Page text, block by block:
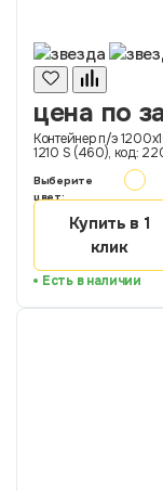
цена по
Контейнер п/э
1210 S (460), код:
Выберите
цвет:
Купить в 1
клик
Есть в наличии